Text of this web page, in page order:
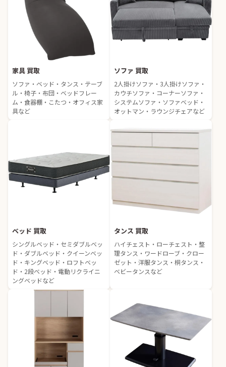
家具 買取
ソファ・ベッド・タンス・テーブ
ル・椅子・布団・ベッドフレー
ム・食器棚・こたつ・オフィス家
具など
ソファ 買取
2人掛けソファ・3人掛けソファ・
カウチソファ・コーナーソファ・
システムソファ・ソファベッド・
オットマン・ラウンジチェアなど
ベッド 買取
シングルベッド・セミダブルベッ
ド・ダブルベッド・クイーンベッ
ド・キングベッド・ロフトベッ
ド・2段ベッド・電動リクライニ
ングベッドなど
タンス 買取
ハイチェスト・ローチェスト・整
理タンス・ワードローブ・クロー
ゼット・洋服タンス・桐タンス・
ベビータンスなど